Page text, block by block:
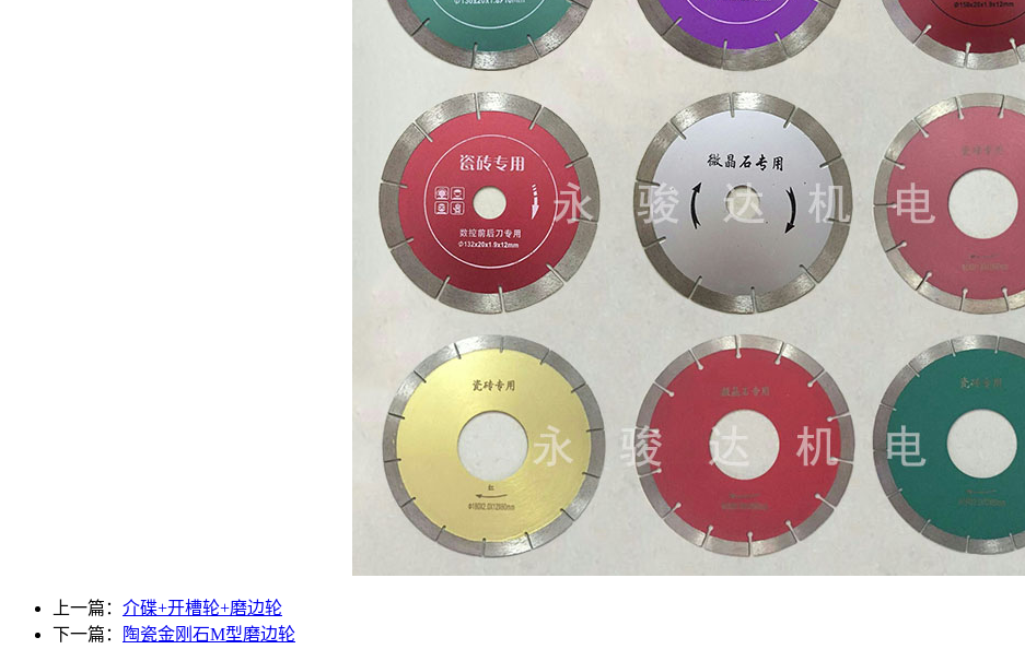
上一篇： 介碟+开槽轮+磨边轮
下一篇：
陶瓷金刚石M型磨边轮